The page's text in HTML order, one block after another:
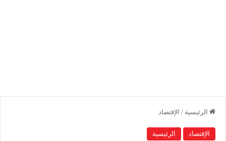
الرئيسية / الإقتصاد
الإقتصاد الرئيسية